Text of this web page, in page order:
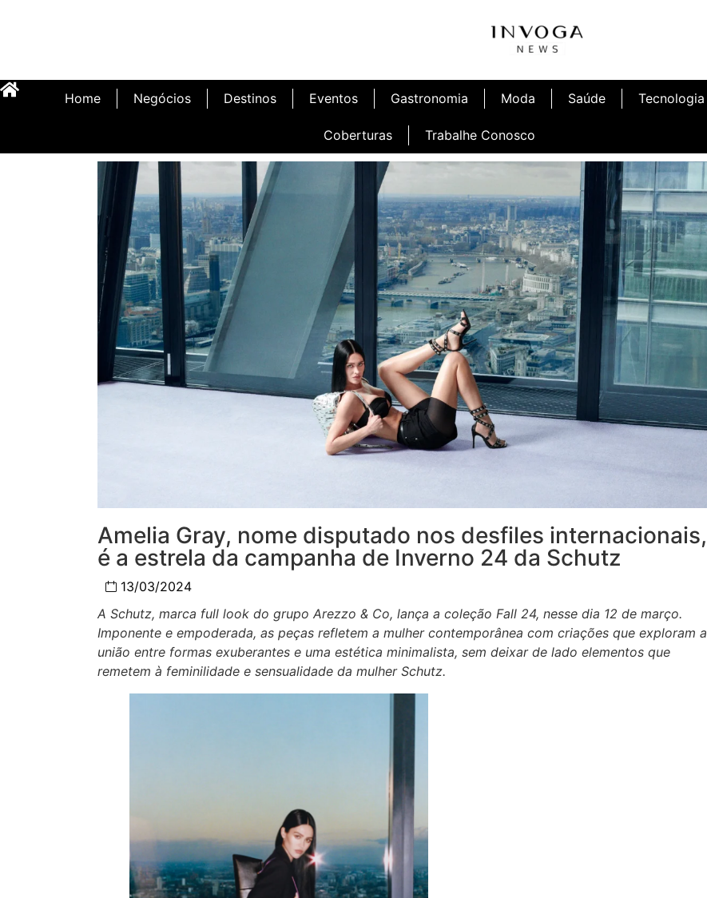
Home Negócios Destinos Eventos Gastronomia Moda Saúde Tecnologia
Coberturas Trabalhe Conosco
Amelia Gray, nome disputado nos desfiles internacionais,
é a estrela da campanha de Inverno 24 da Schutz
13/03/2024
A Schutz, marca full look do grupo Arezzo & Co, lança a coleção Fall 24, nesse dia 12 de março.
Imponente e empoderada, as peças refletem a mulher contemporânea com criações que exploram a
união entre formas exuberantes e uma estética minimalista, sem deixar de lado elementos que
remetem à feminilidade e sensualidade da mulher Schutz.
Inauguração Illa Café Inauguração Ninetto Fortaleza